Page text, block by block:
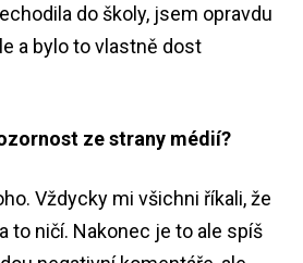
do školy, jsem opravdu
a bylo to vlastně dost
ze strany médií?
Vždycky mi všichni říkali, že
to ničí. Nakonec je to ale spíš